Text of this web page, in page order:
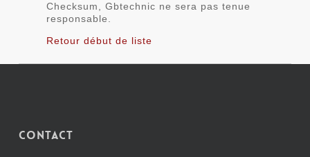
Checksum, Gbtechnic ne sera pas tenue
responsable.
Retour début de liste
Contact